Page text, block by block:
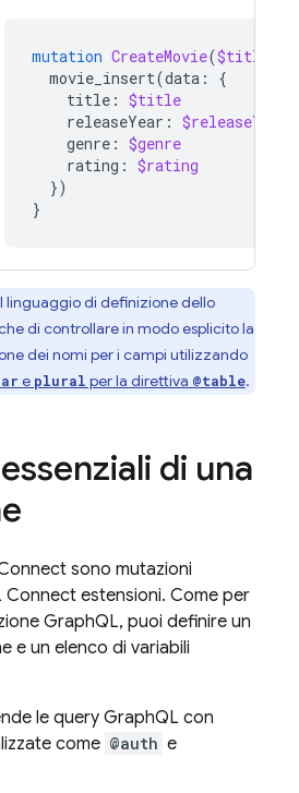
mutation CreateMovie($title
movie_insert(data :
{
title : $title
releaseYear : $releaseYear
genre : $genre
rating : $rating
})
}
linguaggio di definizione dello
di controllare in modo esplicito la
dei nomi per i campi utilizzando
e plural per la direttiva @table.
di una
sono mutazioni
Connectestensioni. Come per
GraphQL, puoi definire un
e un elenco di variabili
le query GraphQL con
come @auth e